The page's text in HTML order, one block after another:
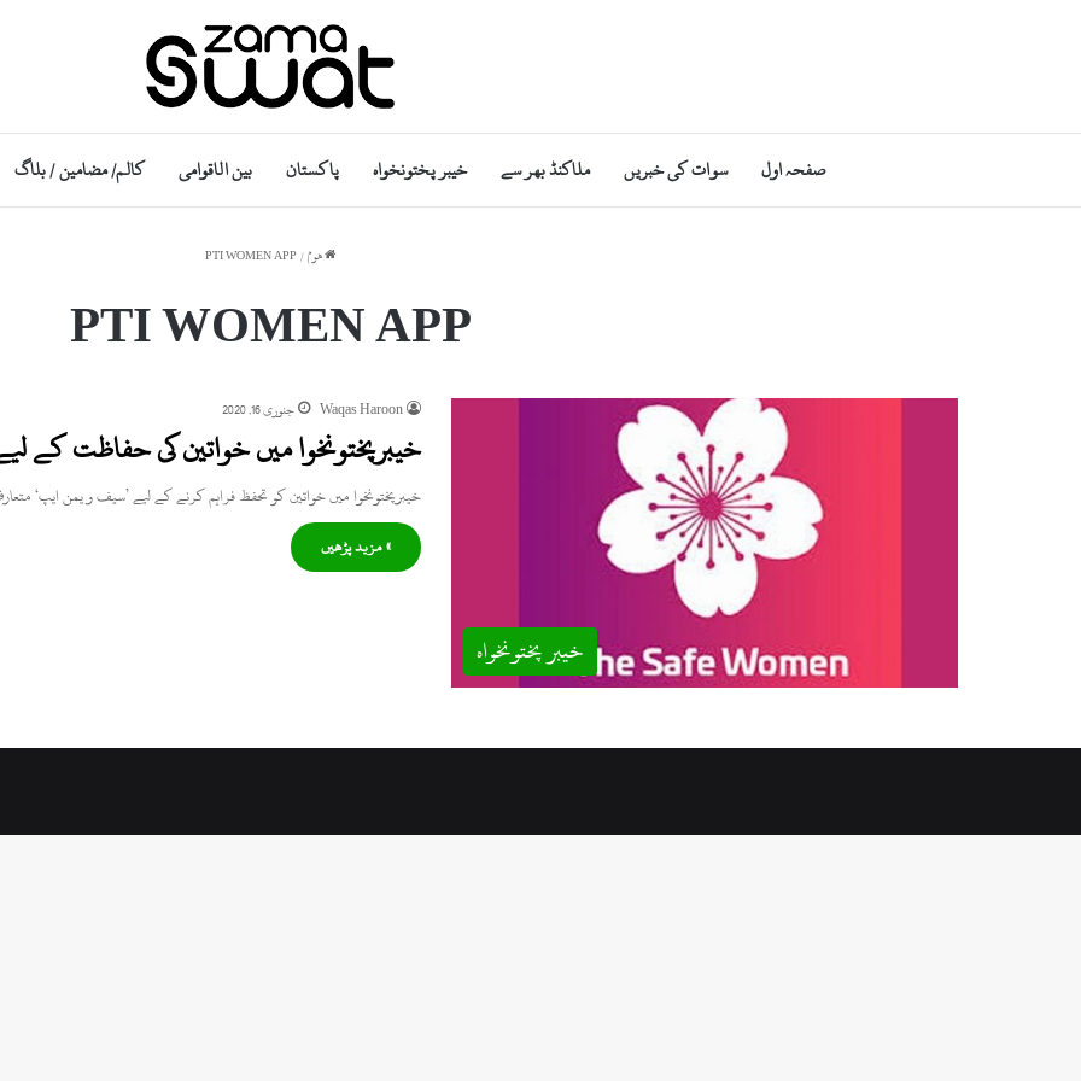
صفحہ اول سوات کی خبریں ملاکنڈ بھر سے خیبر پختونخواہ پاکستان بین الاقوامی کالم/ مضامین / بلاگ
ھوم/
PTI WOMEN APP
PTI WOMEN APP
خیبر پختونخواہ
Waqas Haroon جنوری 16, 2020
خیبرپختونخوا میں خواتین کی حفاظت کے
خیبرپختونخوا میں خواتین کو تحفظ فراہم کرنے کے لیے ’سیف و یمن ایپ‘
» مزید پڑھیں